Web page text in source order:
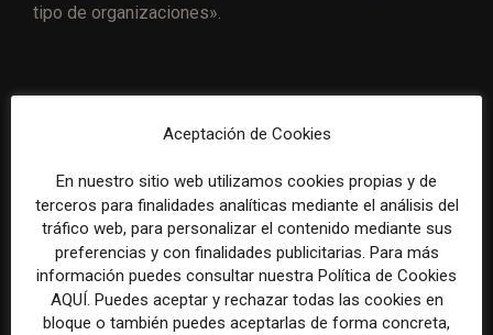
tipo de organizaciones».
suscripciones, la figura
clave en los medios con
«paywall»
ser un medio esencialmente
económico y amplía
cobertura a otras áreas
ARTÍCULOS RELACIONADOS
Aceptación de Cookies
En nuestro sitio web utilizamos cookies propias y de
terceros para finalidades analíticas mediante el análisis del
tráfico web, para personalizar el contenido mediante sus
preferencias y con finalidades publicitarias. Para más
información puedes consultar nuestra Política de Cookies
AQUÍ. Puedes aceptar y rechazar todas las cookies en
bloque o también puedes aceptarlas de forma concreta,